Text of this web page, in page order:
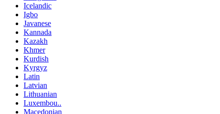
Icelandic
Igbo
Javanese
Kannada
Kazakh
Khmer
Kurdish
Kyrgyz
Latin
Latvian
Lithuanian
Luxembou..
Macedonian